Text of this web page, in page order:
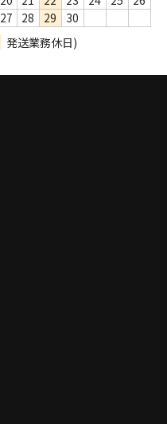
27
28 29
30
発送業務休日)